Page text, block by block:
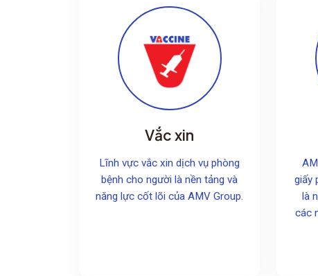
Vắc xin
Lĩnh vực vắc xin dịch vụ phòng
bệnh cho người là nền tảng và
năng lực cốt lõi của AMV Group.
giấy
là
các